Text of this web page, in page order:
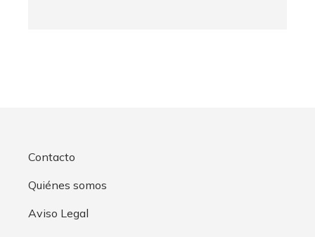
Contacto
Quiénes somos
Aviso Legal